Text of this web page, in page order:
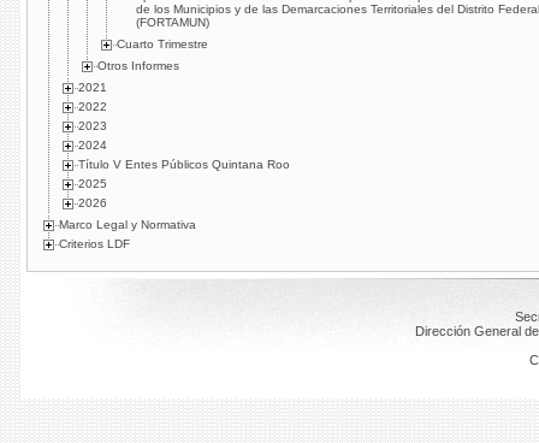
de los Municipios y de las Demarcaciones Territoriales del Distrito Federal
(FORTAMUN)
Cuarto Trimestre
Otros Informes
2021
2022
2023
2024
Título V Entes Públicos Quintana Roo
2025
2026
Marco Legal y Normativa
Criterios LDF
Dirección General